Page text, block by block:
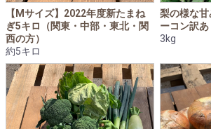
【Mサイズ】2022年度新たまね
ぎ5キロ（関東・中部・東北・関
西の方）
約5キロ
梨の様な
ーコン訳
3kg